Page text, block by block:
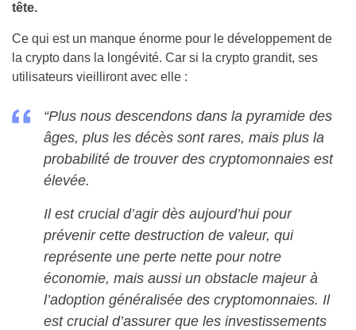
tête.
Ce qui est un manque énorme pour le développement de
la crypto dans la longévité. Car si la crypto grandit, ses
utilisateurs vieilliront avec elle :
“Plus nous descendons dans la pyramide des
âges, plus les décès sont rares, mais plus la
probabilité de trouver des cryptomonnaies est
élevée.
Il est crucial d’agir dès aujourd’hui pour
prévenir cette destruction de valeur, qui
représente une perte nette pour notre
économie, mais aussi un obstacle majeur à
l’adoption généralisée des cryptomonnaies. Il
est crucial d’assurer que les investissements